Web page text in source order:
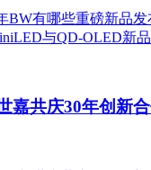
嘉共庆30年创新